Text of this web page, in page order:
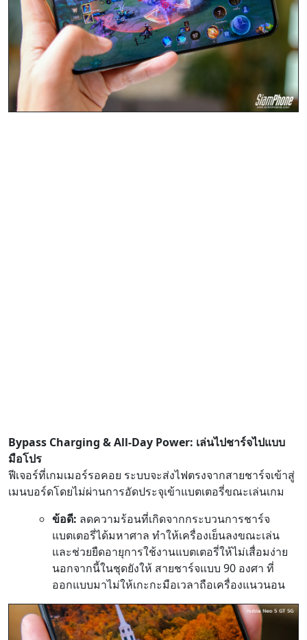
Bypass Charging & All-Day Power: เล่นไปชาร์จไปแบบ
มือโปร
ฟีเจอร์ที่เกมเมอร์รอคอย ระบบจะส่งไฟตรงจากสายชาร์จเข้าสู่
เมนบอร์ดโดยไม่ผ่านการอัดประจุเข้าแบตเตอรี่ขณะเล่นเกม
ข้อดี: ลดความร้อนที่เกิดจากกระบวนการชาร์จ
แบตเตอรี่ได้มหาศาล ทำให้เครื่องเย็นลงขณะเล่น
และช่วยยืดอายุการใช้งานแบตเตอรี่ให้ไม่เสื่อมง่าย
นอกจากนี้ในชุดยังให้ สายชาร์จแบบ 90 องศา ที่
ออกแบบมาไม่ให้เกะกะมือเวลาถือเครื่องแนวนอน